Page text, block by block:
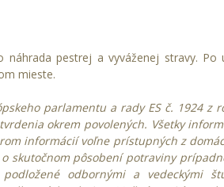
náhrada pestrej a vyváženej stravy.
mieste.
parlamentu a rady ES č. 1924 z
okrem povolených. Všetky
informácií voľne prístupných z
skutočnom pôsobení potraviny
odbornými a vedeckými